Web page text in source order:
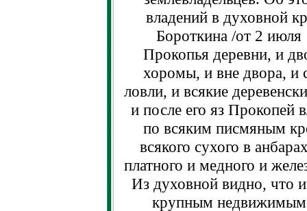
владений в духовной
Бороткина /от 2 июля
Прокопья деревни, и
хоромы, и вне двора,
ловли, и всякие
и после его яз Прокопей
по всяким писмяным
всякого сухого в
платного и медного и
Из духовной видно, что
крупным недвижимым